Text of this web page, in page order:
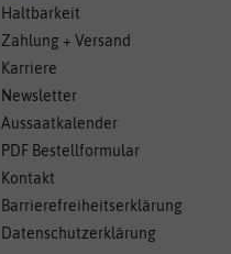
Haltbarkeit
Zahlung + Versand
Karriere
Newsletter
Aussaatkalender
PDF Bestellformular
Kontakt
Barrierefreiheitserklärung
Datenschutzerklärung